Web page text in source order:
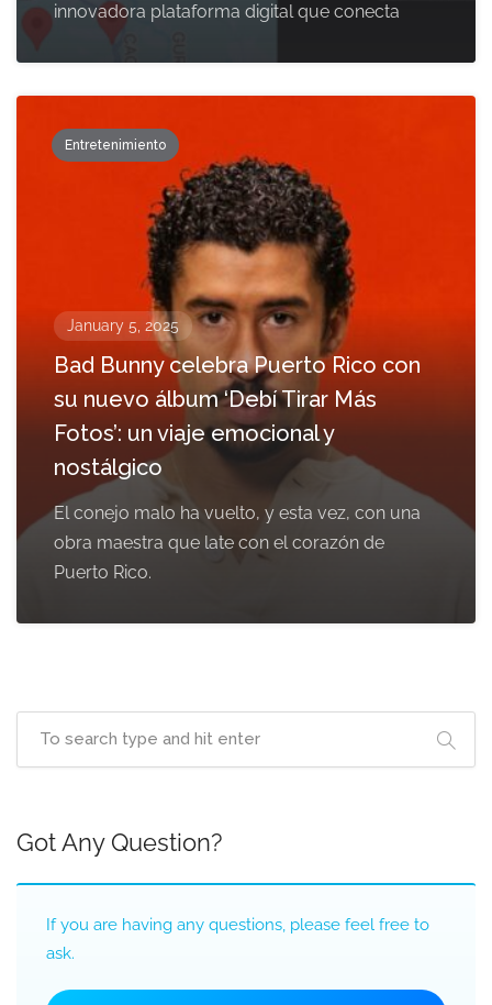
innovadora plataforma digital que conecta
Entretenimiento
January 5, 2025
Bad Bunny celebra Puerto Rico con
su nuevo álbum ‘Debí Tirar Más
Fotos’: un viaje emocional y
nostálgico
El conejo malo ha vuelto, y esta vez, con una
obra maestra que late con el corazón de
Puerto Rico.
Got Any Question?
If you are having any questions, please feel free to
ask.